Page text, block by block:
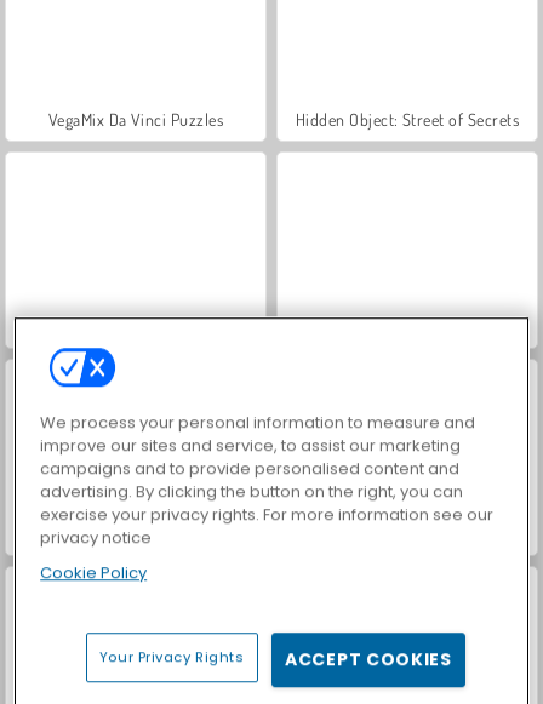
VegaMix Da Vinci Puzzles Hidden Object: Street of Secrets
ASMR Makeover & Makeup Studio World War 2 Shooter
Farm Merge Valley
We process your personal information to measure and
improve our sites and service, to assist our marketing
campaigns and to provide personalised content and
advertising. By clicking the button on the right, you can
exercise your privacy rights. For more information see our
privacy notice
Cookie Policy
Your Privacy Rights ACCEPT COOKIES